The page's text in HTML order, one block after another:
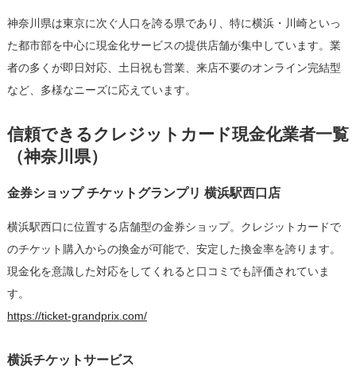
討
し
て
へ
底
イ
ド
は
神奈川県は東京に次ぐ人口を誇る県であり、特に横浜・川崎といっ
た都市部を中心に現金化サービスの提供店舗が集中しています。業
者の多くが即日対応、土日祝も営業、来店不要のオンライン完結型
など、多様なニーズに応えています。
信頼できるクレジットカード現金化業者一覧
（神奈川県）
金券ショップ チケットグランプリ 横浜駅西口店
横浜駅西口に位置する店舗型の金券ショップ。クレジットカードで
のチケット購入からの換金が可能で、安定した換金率を誇ります。
現金化を意識した対応をしてくれると口コミでも評価されていま
す。
https://ticket-grandprix.com/
横浜チケットサービス